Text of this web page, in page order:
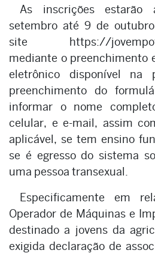
As inscrições
setembro até 9 de
site https://
mediante o preenchimento
eletrônico disponível na
preenchimento do
informar o nome
celular, e e-mail, assim
aplicável, se tem ensino
se é egresso do sistema
uma pessoa transexual.
Especificamente em
Operador de Máquinas e
destinado a jovens da
exigida declaração de